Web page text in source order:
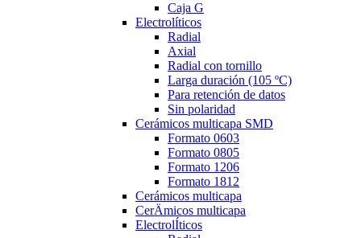
Caja G
Electrolíticos
Radial
Axial
Radial con tornillo
Larga duración (105 ºC)
Para retención de datos
Sin polaridad
Cerámicos multicapa SMD
Formato 0603
Formato 0805
Formato 1206
Formato 1812
Cerámicos multicapa
CerÄmicos multicapa
ElectrolÍticos